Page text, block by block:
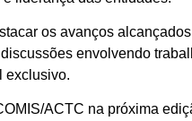
os avanços
envolvendo
exclusivo.
ACTC na próxima